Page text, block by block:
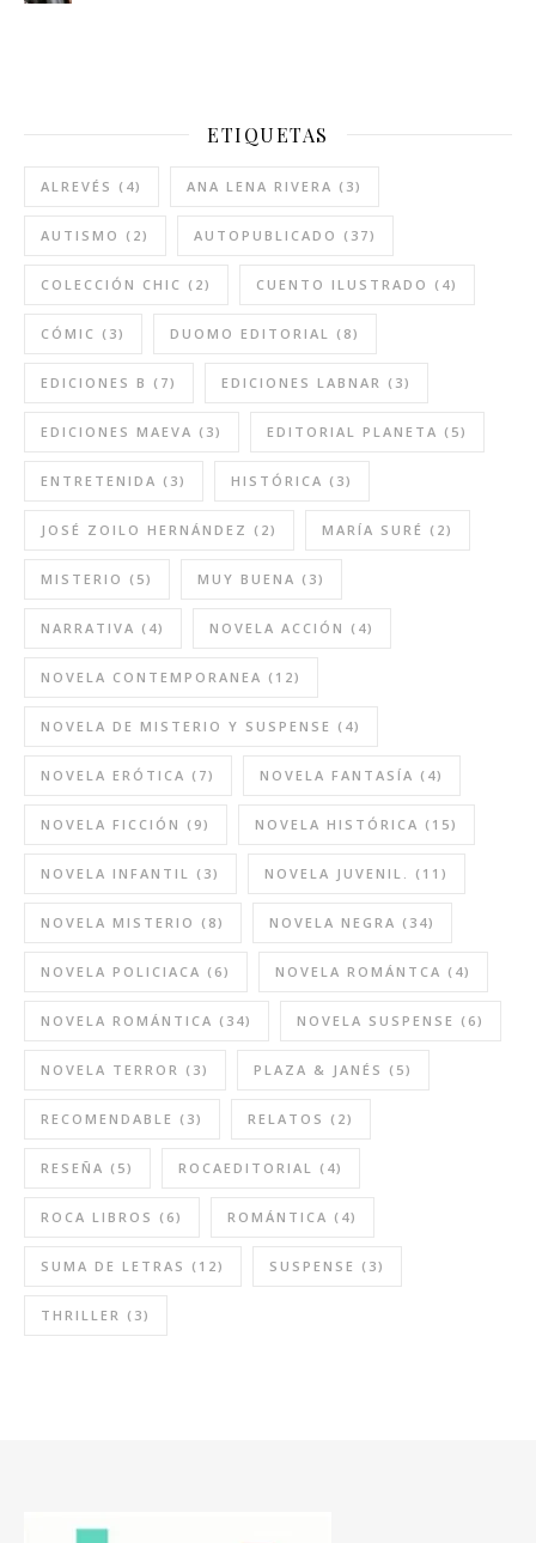
ETIQUETAS
ALREVÉS (4) ANA LENA RIVERA (3)
AUTISMO (2) AUTOPUBLICADO (37)
COLECCIÓN CHIC (2) CUENTO ILUSTRADO (4)
CÓMIC (3) DUOMO EDITORIAL (8)
EDICIONES B (7) EDICIONES LABNAR (3)
EDICIONES MAEVA (3) EDITORIAL PLANETA (5)
ENTRETENIDA (3) HISTÓRICA (3)
JOSÉ ZOILO HERNÁNDEZ (2) MARÍA SURÉ (2)
MISTERIO (5) MUY BUENA (3)
NARRATIVA (4) NOVELA ACCIÓN (4)
NOVELA CONTEMPORANEA (12)
NOVELA DE MISTERIO Y SUSPENSE (4)
NOVELA ERÓTICA (7) NOVELA FANTASÍA (4)
NOVELA FICCIÓN (9) NOVELA HISTÓRICA (15)
NOVELA INFANTIL (3) NOVELA JUVENIL. (11)
NOVELA MISTERIO (8) NOVELA NEGRA (34)
NOVELA POLICIACA (6) NOVELA ROMÁNTCA (4)
NOVELA ROMÁNTICA (34) NOVELA SUSPENSE (6)
NOVELA TERROR (3) PLAZA & JANÉS (5)
RECOMENDABLE (3) RELATOS (2)
RESEÑA (5) ROCAEDITORIAL (4)
ROCA LIBROS (6) ROMÁNTICA (4)
SUMA DE LETRAS (12) SUSPENSE (3)
THRILLER (3)